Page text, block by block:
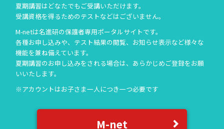
夏期講習はどなたでもご受講いただけます。
受講資格を得るためのテストなどはございません。
M-netは名進研の保護者専用ポータルサイトです。
各種お申し込みや、テスト結果の閲覧、お知らせ表示など様々な
機能を兼ね備えています。
夏期講習のお申し込みをされる場合は、あらかじめご登録をお願
いいたします。
※アカウントはお子さま一人につき一つ必要です
M-net